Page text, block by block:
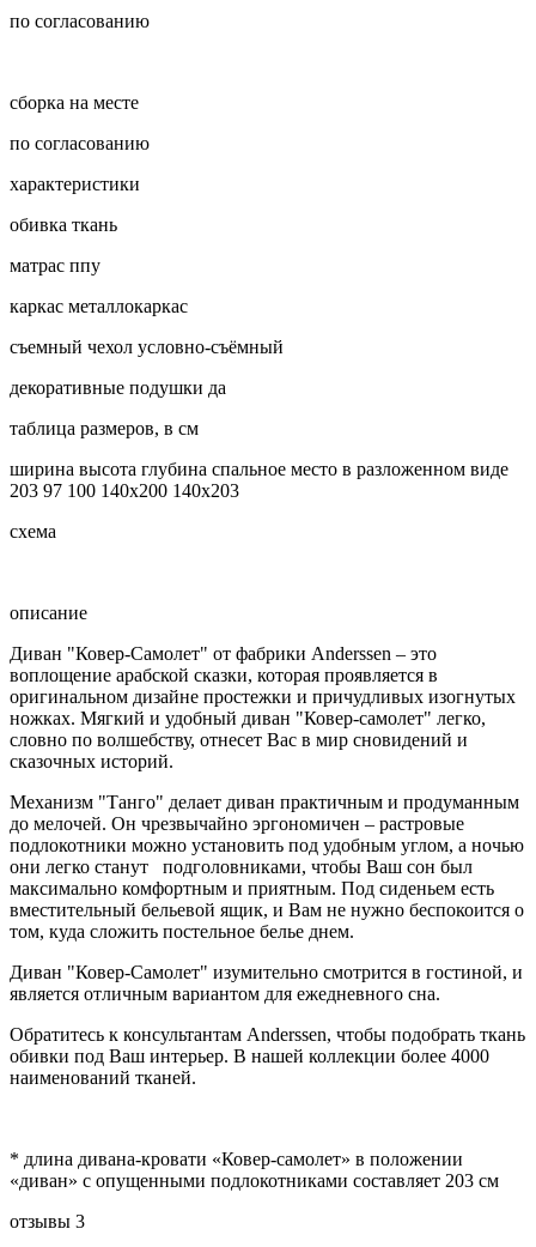
по согласованию
сборка на месте
по согласованию
характеристики
обивка ткань
матрас ппу
каркас металлокаркас
съемный чехол условно-съёмный
декоративные подушки да
таблица размеров, в см
ширина высота глубина спальное место в разложенном виде
203 97 100 140х200 140х203
схема
описание
Диван "Ковер-Самолет" от фабрики Anderssen – это
воплощение арабской сказки, которая проявляется в
оригинальном дизайне простежки и причудливых изогнутых
ножках. Мягкий и удобный диван "Ковер-самолет" легко,
словно по волшебству, отнесет Вас в мир сновидений и
сказочных историй.
Механизм "Танго" делает диван практичным и продуманным
до мелочей. Он чрезвычайно эргономичен – растровые
подлокотники можно установить под удобным углом, а ночью
они легко станут подголовниками, чтобы Ваш сон был
максимально комфортным и приятным. Под сиденьем есть
вместительный бельевой ящик, и Вам не нужно беспокоится о
том, куда сложить постельное белье днем.
Диван "Ковер-Самолет" изумительно смотрится в гостиной, и
является отличным вариантом для ежедневного сна.
Обратитесь к консультантам Anderssen, чтобы подобрать ткань
обивки под Ваш интерьер. В нашей коллекции более 4000
наименований тканей.
* длина дивана-кровати «Ковер-самолет» в положении
«диван» с опущенными подлокотниками составляет 203 см
отзывы 3